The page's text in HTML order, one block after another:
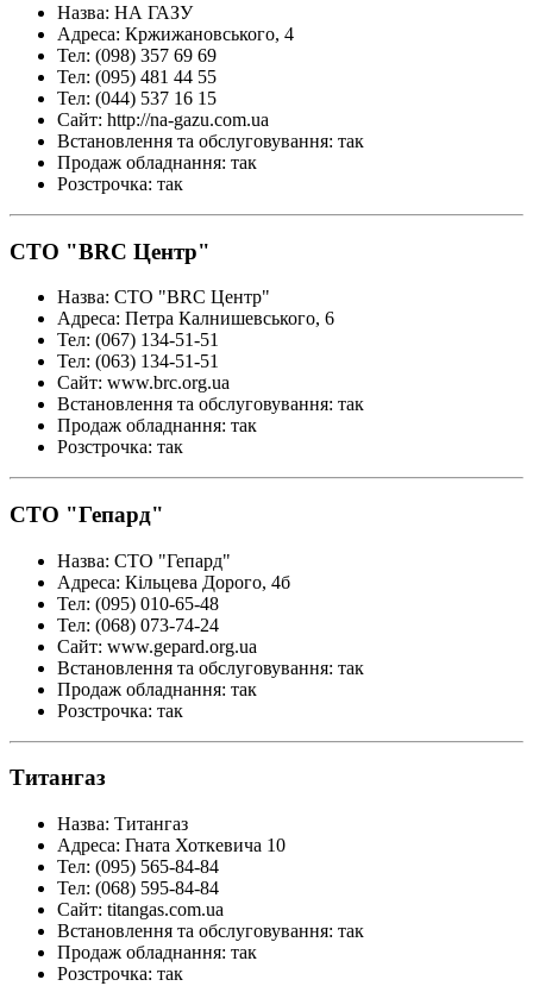
Назва: НА ГАЗУ
Адреса: Кржижановського, 4
Тел: (098) 357 69 69
Тел: (095) 481 44 55
Тел: (044) 537 16 15
Сайт: http://na-gazu.com.ua
Встановлення та обслуговування: так
Продаж обладнання: так
Розстрочка: так
СТО "BRC Центр"
Назва: СТО "BRC Центр"
Адреса: Петра Калнишевського, 6
Тел: (067) 134-51-51
Тел: (063) 134-51-51
Сайт: www.brc.org.ua
Встановлення та обслуговування: так
Продаж обладнання: так
Розстрочка: так
СТО "Гепард"
Назва: СТО "Гепард"
Адреса: Кільцева Дорого, 4б
Тел: (095) 010-65-48
Тел: (068) 073-74-24
Сайт: www.gepard.org.ua
Встановлення та обслуговування: так
Продаж обладнання: так
Розстрочка: так
Титангаз
Назва: Титангаз
Адреса: Гната Хоткевича 10
Тел: (095) 565-84-84
Тел: (068) 595-84-84
Сайт: titangas.com.ua
Встановлення та обслуговування: так
Продаж обладнання: так
Розстрочка: так